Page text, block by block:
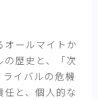
オールマイトか
の歴史と、「次
イバルの危機
任と、個人的な